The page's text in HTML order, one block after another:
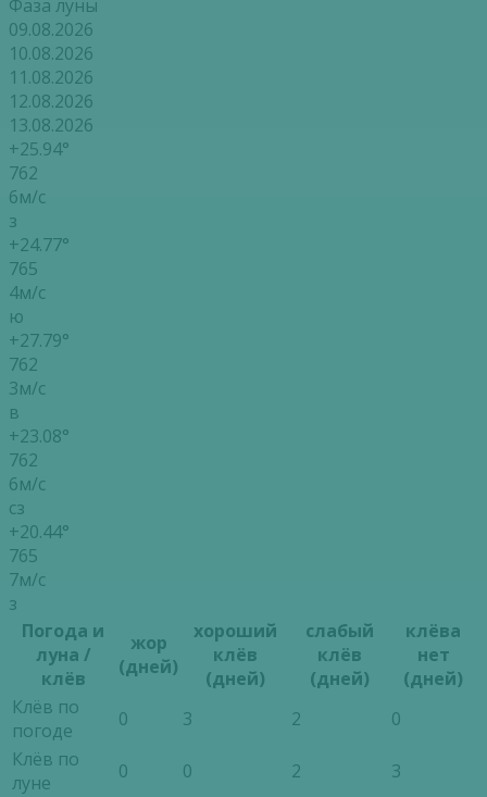
Фаза луны
09.08.2026
10.08.2026
11.08.2026
12.08.2026
13.08.2026
+25.94°
762
6м/с
з
+24.77°
765
4м/с
ю
+27.79°
762
3м/с
в
+23.08°
762
6м/с
сз
+20.44°
765
7м/с
з
Погода и
луна /
клёв
жор
(дней)
хороший
клёв
(дней)
слабый
клёв
(дней)
клёва
нет
(дней)
Клёв по
погоде
0 3 2
0
Клёв по
луне
0 0 2
3